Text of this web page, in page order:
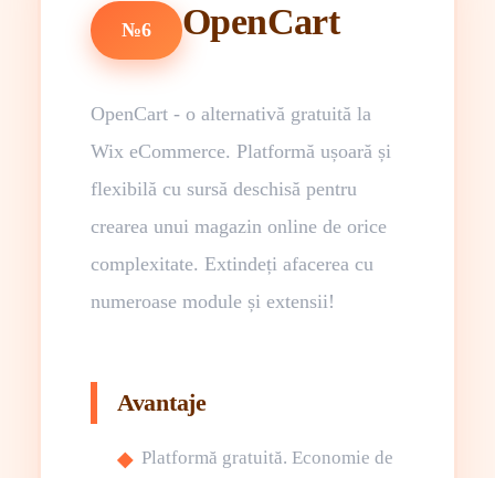
№6 OpenCart
OpenCart - o alternativă gratuită la
Wix eCommerce. Platformă ușoară și
flexibilă cu sursă deschisă pentru
crearea unui magazin online de orice
complexitate. Extindeți afacerea cu
numeroase module și extensii!
Avantaje
Platformă gratuită. Economie de